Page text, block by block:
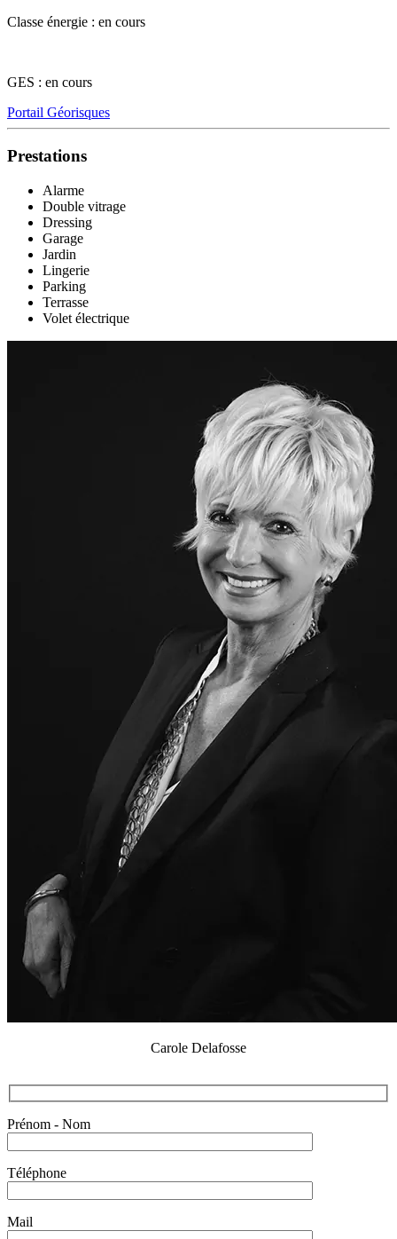
Classe énergie : en cours
GES : en cours
Portail Géorisques
Prestations
Alarme
Double vitrage
Dressing
Garage
Jardin
Lingerie
Parking
Terrasse
Volet électrique
Carole Delafosse
Prénom - Nom
Téléphone
Mail